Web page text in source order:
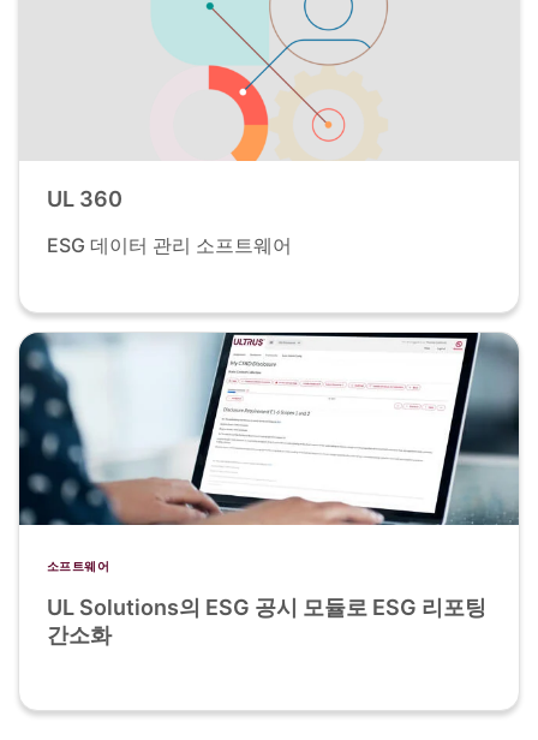
UL 360
ESG 데이터 관리 소프트웨어
소프트웨어
UL Solutions의 ESG 공시 모듈로 ESG 리포팅
간소화